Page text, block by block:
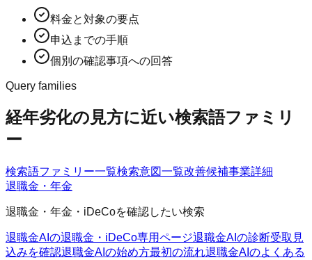
料金と対象の要点
申込までの手順
個別の確認事項への回答
Query families
経年劣化の見方に近い検索語ファミリ
ー
検索語ファミリー一覧検索意図一覧改善候補事業詳細
退職金・年金
退職金・年金・iDeCoを確認したい検索
退職金AIの退職金・iDeCo専用ページ退職金AIの診断受取見
込みを確認退職金AIの始め方最初の流れ退職金AIのよくある